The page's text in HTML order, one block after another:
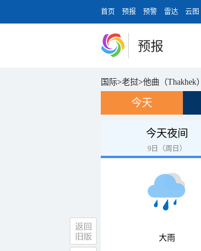
首页 预报 预警 雷达 云图
预报
国际>老挝>他曲（Thakhek）
今天
今天夜间
9日（周日）
大雨